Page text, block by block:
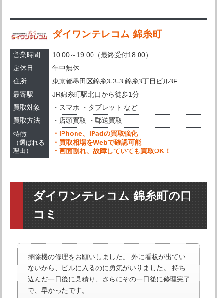
ダイワンテレコム 錦糸町
営業時間
10:00～19:00（最終受付18:00）
定休日
年中無休
住所
東京都墨田区錦糸3-3-3 錦糸3丁目ビル3F
最寄駅
JR錦糸町駅北口から徒歩1分
買取対象
・スマホ ・タブレット など
買取方法
・店頭買取 ・郵送買取
特徴
（選ばれる
理由）
・iPhone、iPadの買取強化
・買取相場をWebで確認可能
・画面割れ、故障していても買取OK！
ダイワンテレコム 錦糸町の口
コミ
掃除機の修理をお願いしました。 外に看板が出てい
ないから、ビルに入るのに勇気がいりました。 持ち
込んだ一日後に見積り、さらにその一日後に修理完了
で、早かったです。